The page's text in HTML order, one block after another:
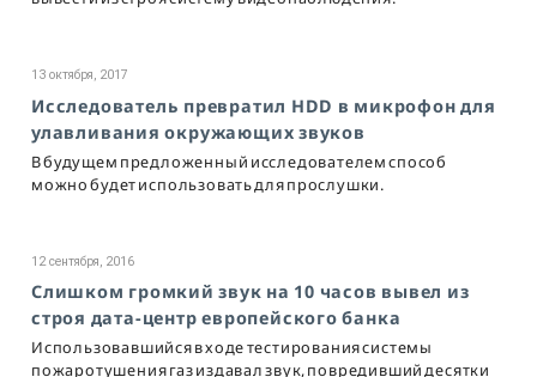
13 октября, 2017
Исследователь превратил HDD в микрофон для
улавливания окружающих звуков
В будущем предложенный исследователем способ
можно будет использовать для прослушки.
12 сентября, 2016
Слишком громкий звук на 10 часов вывел из
строя дата-центр европейского банка
Использовавшийся в ходе тестирования системы
пожаротушения газ издавал звук, повредивший десятки